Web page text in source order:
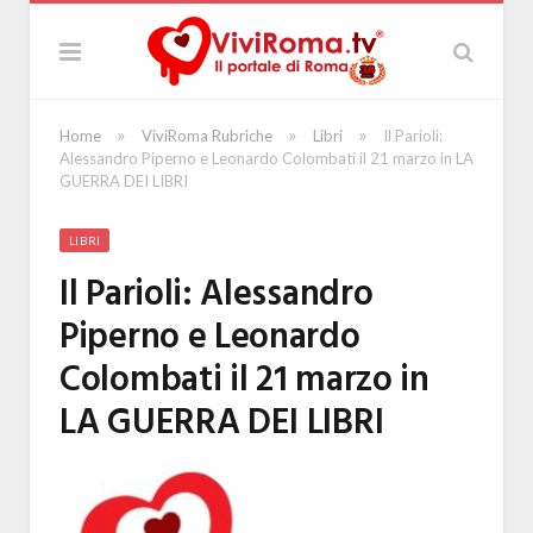
Home » ViviRoma Rubriche » Libri »
Il Parioli:
Alessandro Piperno e Leonardo Colombati il 21 marzo in LA
GUERRA DEI LIBRI
LIBRI
Il Parioli: Alessandro
Piperno e Leonardo
Colombati il 21 marzo in
LA GUERRA DEI LIBRI